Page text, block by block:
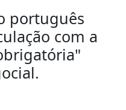
português
com a